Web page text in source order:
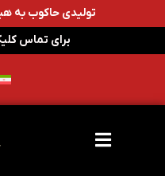
تولیدی حاکوب به
برای تماس کلیک کنید